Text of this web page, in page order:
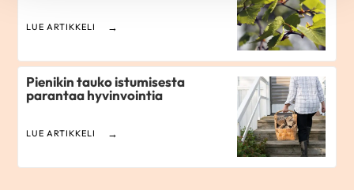
LUE ARTIKKELI
Pienikin tauko istumisesta
parantaa hyvinvointia
LUE ARTIKKELI